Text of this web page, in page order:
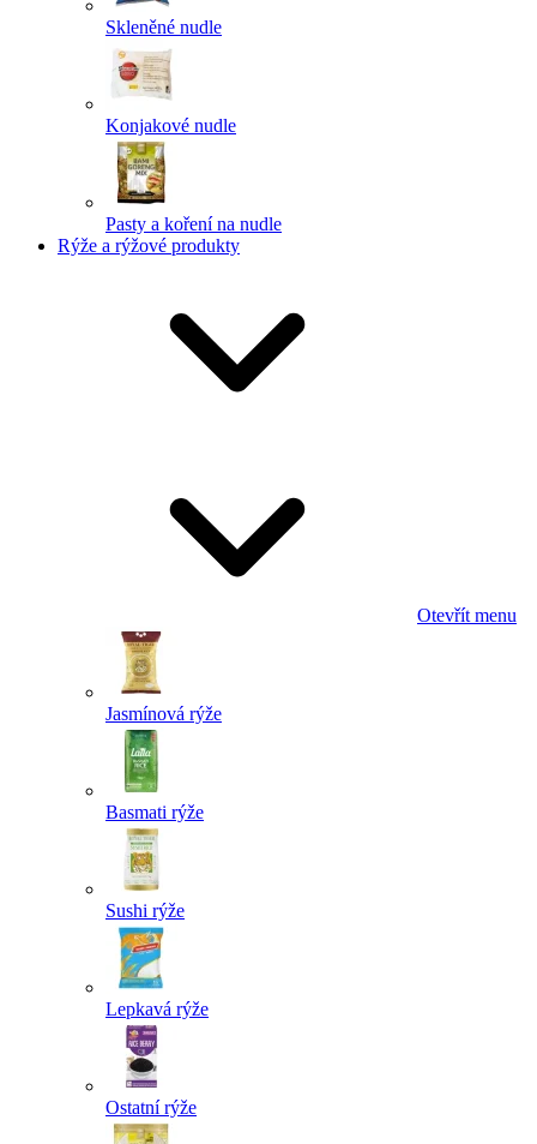
Skleněné nudle
Konjakové nudle
Pasty a koření na nudle
Rýže a rýžové produkty
Otevřít menu
Jasmínová rýže
Basmati rýže
Sushi rýže
Lepkavá rýže
Ostatní rýže